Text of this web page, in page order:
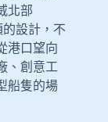
北部
設計，不
港口望向
、創意工
船隻的場